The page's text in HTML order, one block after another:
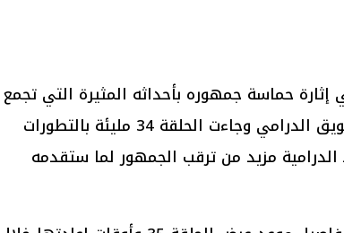
إثارة حماسة جمهوره بأحداثه المثيرة التي تجمع
بين الصراعات الشخصية والتشويق الدرامي وجاءت الحلقة 34 مليئة بالتطورات
مزيد من ترقب الجمهور لما ستقدمه